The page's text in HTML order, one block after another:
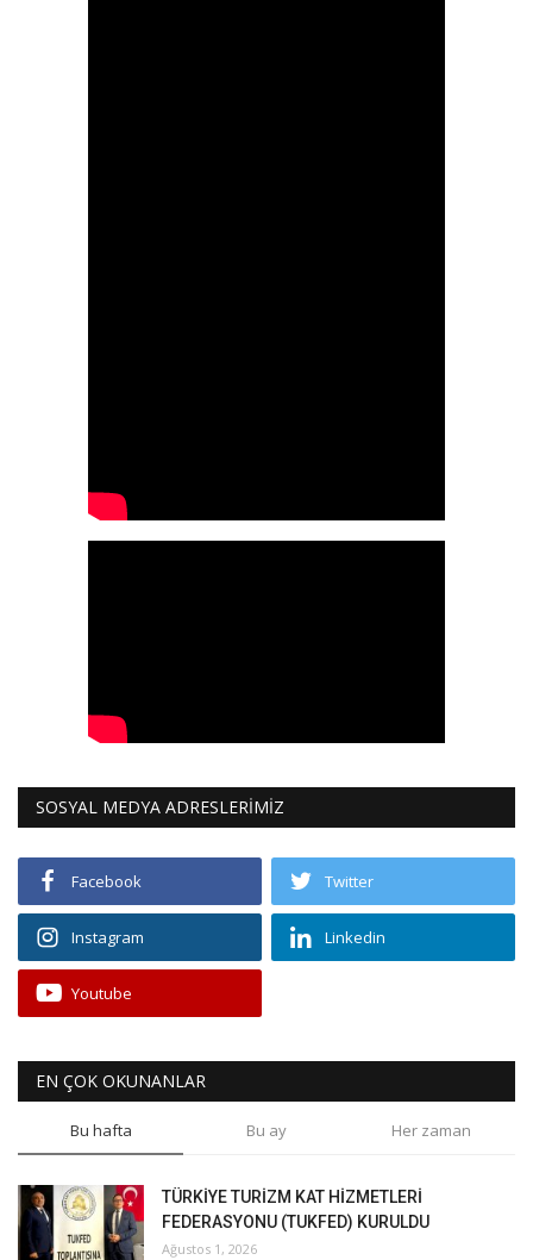
SOSYAL MEDYA ADRESLERİMİZ
Facebook Twitter
Instagram Linkedin
Youtube
EN ÇOK OKUNANLAR
Bu hafta Bu ay Her zaman
TÜRKİYE TURİZM KAT HİZMETLERİ
FEDERASYONU (TUKFED) KURULDU
Ağustos 1, 2026